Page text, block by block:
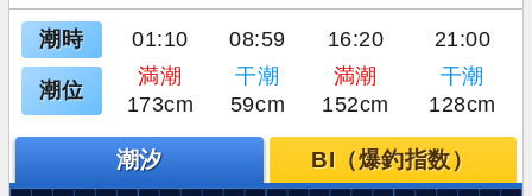
潮時 01:10 08:59 16:20 21:00
潮位
満潮 干潮 満潮
干潮
173cm
59cm 152cm 128cm
潮汐 BI（爆釣指数）